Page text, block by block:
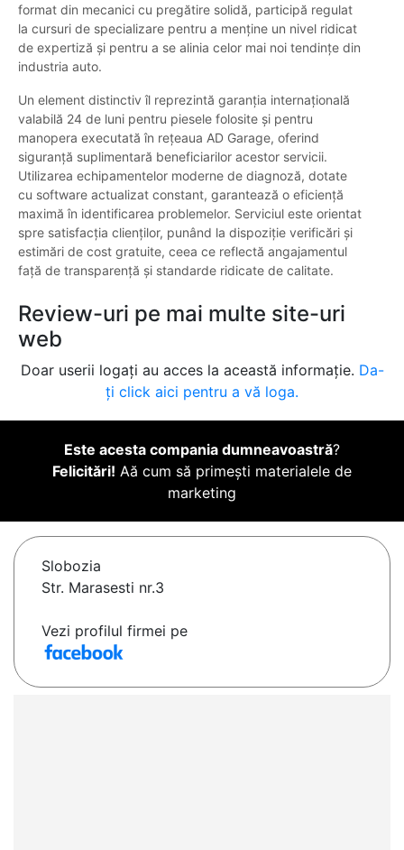
format din mecanici cu pregătire solidă, participă regulat
la cursuri de specializare pentru a menține un nivel ridicat
de expertiză și pentru a se alinia celor mai noi tendințe din
industria auto.
Un element distinctiv îl reprezintă garanția internațională
valabilă 24 de luni pentru piesele folosite și pentru
manopera executată în rețeaua AD Garage, oferind
siguranță suplimentară beneficiarilor acestor servicii.
Utilizarea echipamentelor moderne de diagnoză, dotate
cu software actualizat constant, garantează o eficiență
maximă în identificarea problemelor. Serviciul este orientat
spre satisfacția clienților, punând la dispoziție verificări și
estimări de cost gratuite, ceea ce reflectă angajamentul
față de transparență și standarde ridicate de calitate.
Review-uri pe mai multe site-uri
web
Doar userii logați au acces la această informație. Da-
ți click aici pentru a vă loga.
Este acesta compania dumneavoastră?
Felicitări! Aă cum să primești materialele de
marketing
Slobozia
Str. Marasesti nr.3
Vezi profilul firmei pe